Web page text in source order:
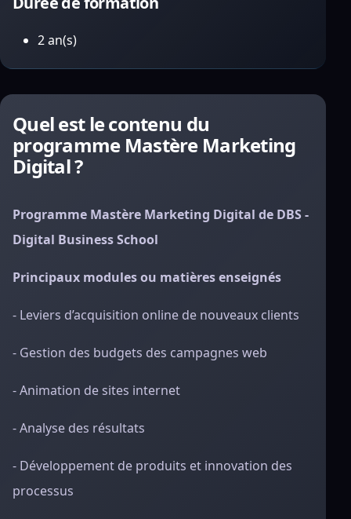
2 an(s)
Quel est le contenu du
programme Mastère Marketing
Digital ?
Programme Mastère Marketing Digital de DBS -
Digital Business School
Principaux modules ou matières enseignés
- Leviers d’acquisition online de nouveaux clients
- Gestion des budgets des campagnes web
- Animation de sites internet
- Analyse des résultats
- Développement de produits et innovation des
processus